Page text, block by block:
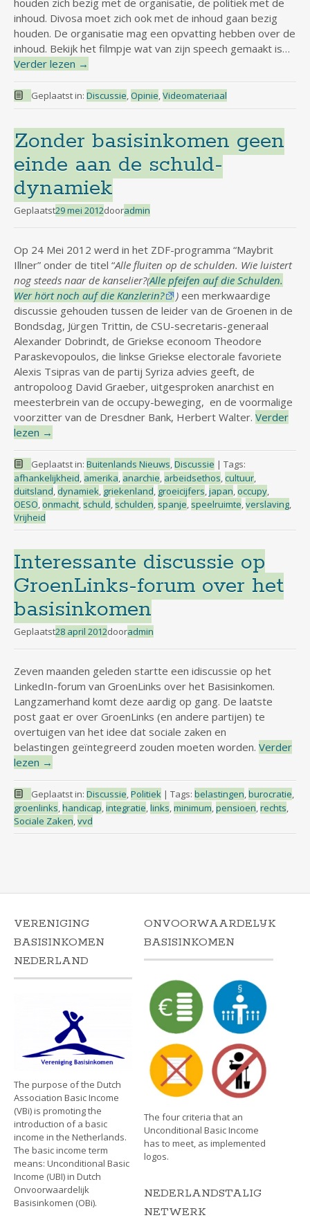
houden zich bezig met de organisatie, de politiek met de
inhoud. Divosa moet zich ook met de inhoud gaan bezig
houden. De organisatie mag een opvatting hebben over de
inhoud. Bekijk het filmpje wat van zijn speech gemaakt is…
Verder lezen →
Geplaatst in: Discussie, Opinie,Videomateriaal
Zonder basisinkomen geen
einde aan de schuld-
dynamiek
Geplaatst29 mei 2012dooradmin
Op 24 Mei 2012 werd in het ZDF-programma “Maybrit
Illner” onder de titel “Alle fluiten op de schulden. Wie luistert
nog steeds naar de kanselier?(Alle pfeifen auf die Schulden.
Wer hört noch auf die Kanzlerin?
) een merkwaardige
discussie gehouden tussen de leider van de Groenen in de
Bondsdag, Jürgen Trittin, de CSU-secretaris-generaal
Alexander Dobrindt, de Griekse econoom Theodore
Paraskevopoulos, die linkse Griekse electorale favoriete
Alexis Tsipras van de partij Syriza advies geeft, de
antropoloog David Graeber, uitgesproken anarchist en
meesterbrein van de occupy-beweging, en de voormalige
voorzitter van de Dresdner Bank, Herbert Walter. Verder
lezen →
Geplaatst in: Buitenlands Nieuws,Discussie | Tags:
afhankelijkheid, amerika, anarchie, arbeidsethos,cultuur,
duitsland, dynamiek, griekenland, groeicijfers,japan, occupy,
OESO, onmacht, schuld, schulden, spanje, speelruimte,verslaving,
Vrijheid
Interessante discussie op
GroenLinks-forum over het
basisinkomen
Geplaatst28 april 2012dooradmin
Zeven maanden geleden startte een idiscussie op het
LinkedIn-forum van GroenLinks over het Basisinkomen.
Langzamerhand komt deze aardig op gang. De laatste
post gaat er over GroenLinks (en andere partijen) te
overtuigen van het idee dat sociale zaken en
belastingen geïntegreerd zouden moeten worden. Verder
lezen →
Geplaatst in: Discussie,Politiek | Tags: belastingen,burocratie,
groenlinks,handicap,integratie,links,minimum,pensioen,rechts,
Sociale Zaken,vvd
VERENIGING
BASISINKOMEN
NEDERLAND
The purpose of the Dutch
Association Basic Income
(VBi) is promoting the
introduction of a basic
income in the Netherlands.
The basic income term
means: Unconditional Basic
Income (UBI) in Dutch
Onvoorwaardelijk
Basisinkomen (OBi).
ONVOORWAARDELIJK
BASISINKOMEN
The four criteria that an
Unconditional Basic Income
has to meet, as implemented
logos.
NEDERLANDSTALIG
NETWERK